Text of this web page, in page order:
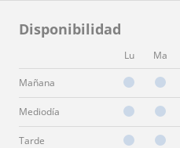
Disponibilidad
Lu Ma
Mañana
Mediodía
Tarde